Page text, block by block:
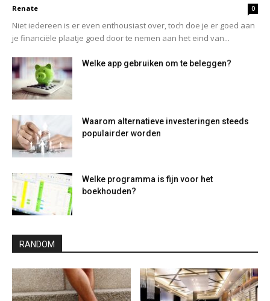
Renate 0
Niet iedereen is er even enthousiast over, toch doe je er goed aan
je financiële plaatje goed door te nemen aan het eind van...
Welke app gebruiken om te beleggen?
Waarom alternatieve investeringen steeds
populairder worden
Welke programma is fijn voor het
boekhouden?
RANDOM